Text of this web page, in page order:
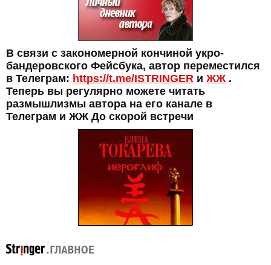
В связи с закономерной кончиной укро-
бандеровского Фейсбука, автор переместился
в Телеграм: https://t.me/ISTRINGER и ЖЖ.
Теперь вы регулярно можете читать
размышлизмы автора на его канале в
Телеграм и ЖЖ До скорой встречи